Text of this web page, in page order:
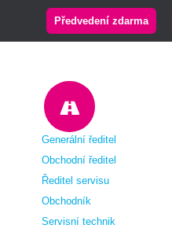
Předvedení zdarma
Generální ředitel
Obchodní ředitel
Ředitel servisu
Obchodník
Servisní technik